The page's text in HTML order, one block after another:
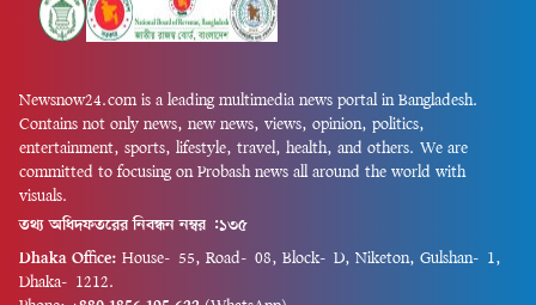
Newsnow24.com is a leading multimedia news portal in Bangladesh.
Contains not only news, new news, views, opinion, politics,
entertainment, sports, lifestyle, travel, health, and others. We are
committed to focusing on Probash news all around the world with
visuals.
তথ্য অধিদফতরের নিবন্ধন নম্বর :১৩৫
Dhaka Office: House-55, Road-08, Block-D, Niketon, Gulshan-1,
Dhaka-1212.